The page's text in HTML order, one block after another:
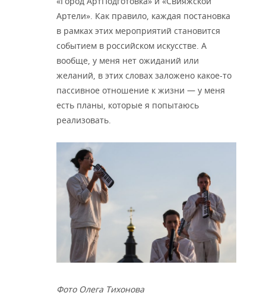
Артели». Как правило, каждая постановка
в рамках этих мероприятий становится
событием в российском искусстве. А
вообще, у меня нет ожиданий или
желаний, в этих словах заложено какое-то
пассивное отношение к жизни — у меня
есть планы, которые я попытаюсь
реализовать.
Фото Олега Тихонова